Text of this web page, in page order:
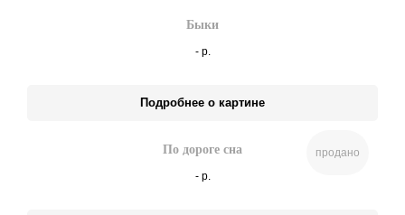
Быки
- р.
Подробнее о картине
продано
По дороге сна
- р.